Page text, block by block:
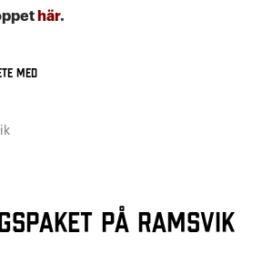
här.
med
på Ramsvik